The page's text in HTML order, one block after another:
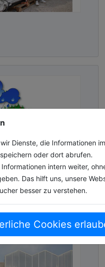
Dienste, die Informationen im
oder dort abrufen.
intern weiter,
Das hilft uns, unsere
besser zu verstehen.
Cookies